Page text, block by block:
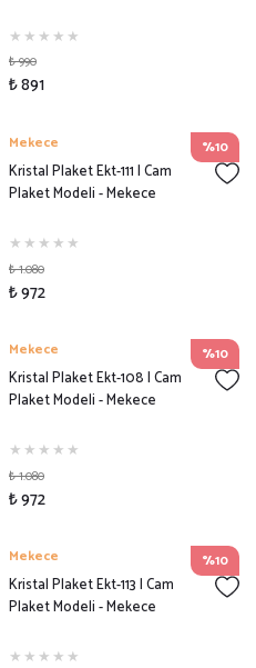
₺ 990
₺ 891
%10
Mekece
Kristal Plaket Ekt-111 | Cam
Plaket Modeli - Mekece
₺ 1.080
₺ 972
%10
Mekece
Kristal Plaket Ekt-108 | Cam
Plaket Modeli - Mekece
₺ 1.080
₺ 972
%10
Mekece
Kristal Plaket Ekt-113 | Cam
Plaket Modeli - Mekece